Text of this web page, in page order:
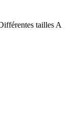
tailles A